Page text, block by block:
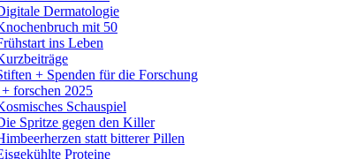
Dermatologie
mit 50
ins Leben
+ Spenden für die Forschung
forschen 2025
Schauspiel
Spritze gegen den Killer
statt bitterer Pillen
Proteine